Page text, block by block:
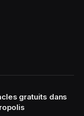
gratuits dans